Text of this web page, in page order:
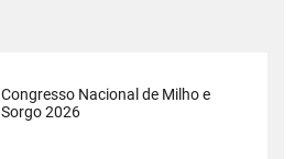
Congresso Nacional de Milho e
Sorgo 2026